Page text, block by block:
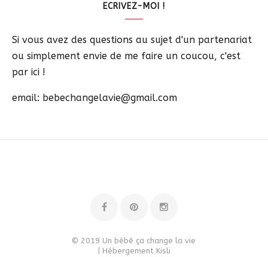
ECRIVEZ-MOI !
Si vous avez des questions au sujet d'un partenariat
ou simplement envie de me faire un coucou, c'est
par ici !
email: bebechangelavie@gmail.com
© 2019 Un bébé ça change la vie
| Hébergement Kisli